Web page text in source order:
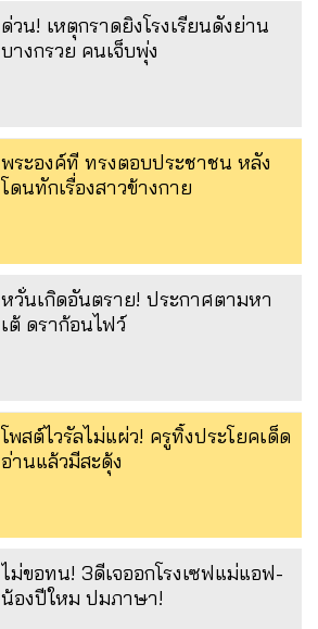
ด่วน! เหตุกราดยิงโรงเรียนดังย่าน
บางกรวย คนเจ็บพุ่ง
พระองค์ที ทรงตอบประชาชน หลัง
โดนทักเรื่องสาวข้างกาย
หวั่นเกิดอันตราย! ประกาศตามหา
เต้ ดราก้อนไฟว์
โพสต์ไวรัลไม่แผ่ว! ครูทิ้งประโยคเด็ด
อ่านแล้วมีสะดุ้ง
ไม่ขอทน! 3ดีเจออกโรงเซฟแม่แอฟ-
น้องปีใหม ปมภาษา!